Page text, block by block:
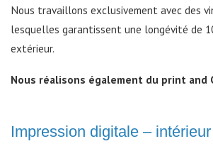
Nous travaillons exclusivement avec des
lesquelles garantissent une longévité de
extérieur.
Nous réalisons également du print and
Impression digitale – intérieur